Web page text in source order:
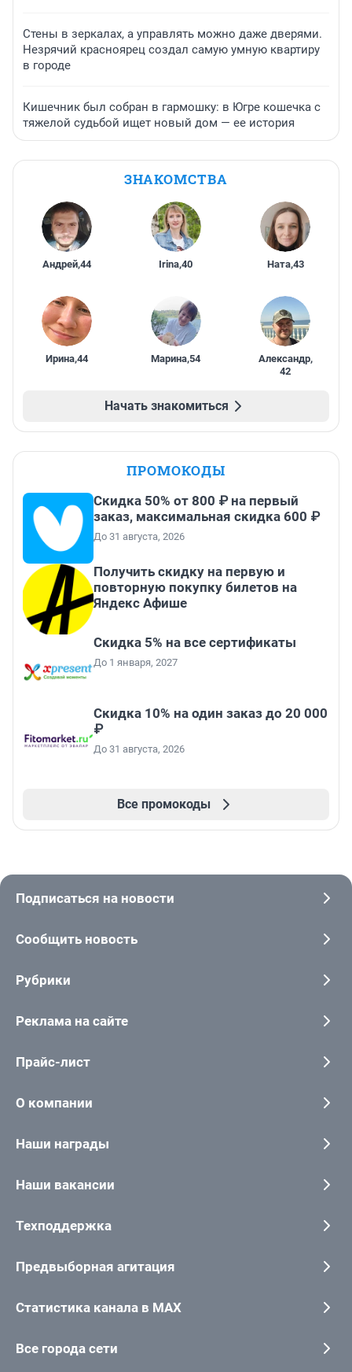
Стены в зеркалах, а управлять можно даже дверями.
Незрячий красноярец создал самую умную квартиру
в городе
Кишечник был собран в гармошку: в Югре кошечка с
тяжелой судьбой ищет новый дом — ее история
ЗНАКОМСТВА
Андрей,44 Irina,40 Ната,43
Ирина,44 Марина,54 Александр,
42
Начать знакомиться
ПРОМОКОДЫ
Скидка 50% от 800 ₽ на первый
заказ, максимальная скидка 600 ₽
До 31 августа, 2026
Получить скидку на первую и
повторную покупку билетов на
Яндекс Афише
Скидка 5% на все сертификаты
До 1 января, 2027
Скидка 10% на один заказ до 20 000
₽
До 31 августа, 2026
Все промокоды
Подписаться на новости
Сообщить новость
Рубрики
Реклама на сайте
Прайс-лист
О компании
Наши награды
Наши вакансии
Техподдержка
Предвыборная агитация
Статистика канала в MAX
Все города сети